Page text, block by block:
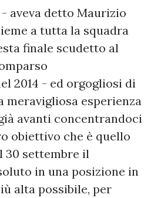
aveva detto Maurizio
a tutta la squadra
finale scudetto al
2014 - ed orgogliosi di
meravigliosa esperienza
avanti concentrandoci
obiettivo che è quello
30 settembre il
in una posizione in
alta possibile, per